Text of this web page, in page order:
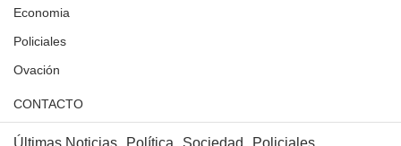
Economia
Policiales
Ovación
CONTACTO